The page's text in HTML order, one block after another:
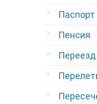
Пенсия
Переезд